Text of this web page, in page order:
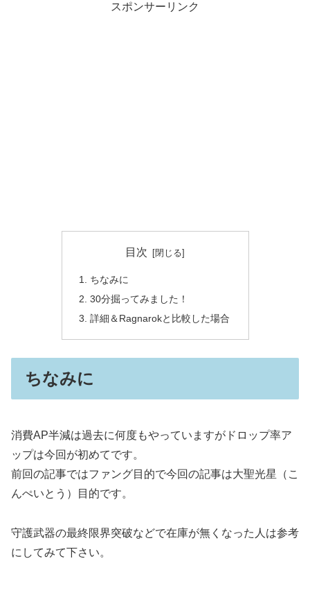
スポンサーリンク
目次
ちなみに
30分掘ってみました！
詳細＆Ragnarokと比較した場合
ちなみに
消費AP半減は過去に何度もやっていますがドロップ率ア
ップは今回が初めてです。
前回の記事ではファング目的で今回の記事は大聖光星（こ
んぺいとう）目的です。
守護武器の最終限界突破などで在庫が無くなった人は参考
にしてみて下さい。